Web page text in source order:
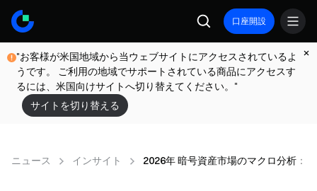
口座開設
"お客様が米国地域から当ウェブサイトにアクセスされているよ
うです。 ご利用の地域でサポートされている商品にアクセスす
るには、米国向けサイトへ切り替えてください。"
サイトを切り替える
ニュース インサイト 2026年 暗号資産市場のマクロ分析：